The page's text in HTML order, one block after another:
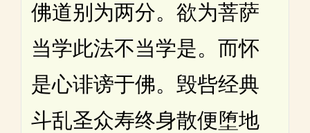
佛道别为两分。欲为菩萨
当学此法不当学是。而怀
是心诽谤于佛。毁呰经典
斗乱圣众寿终身散便堕地